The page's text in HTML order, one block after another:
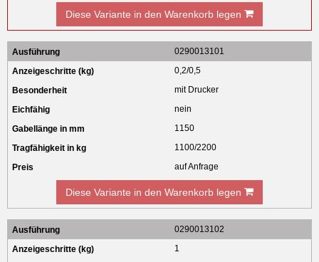
Diese Variante in den Warenkorb legen
0290013101
0,2/0,5
mit Drucker
nein
1150
1100/2200
auf Anfrage
Diese Variante in den Warenkorb legen
0290013102
1